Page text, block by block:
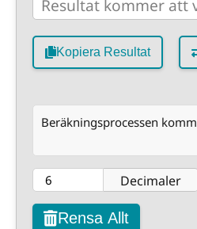
Kopiera Resultat
Beräkningsprocessen
Decimaler
Rensa Allt